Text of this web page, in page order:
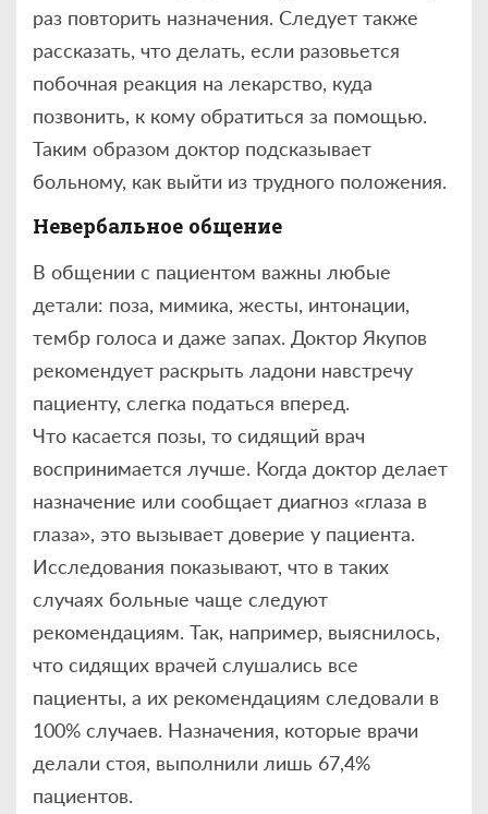
раз повторить назначения. Следует также
рассказать, что делать, если разовьется
побочная реакция на лекарство, куда
позвонить, к кому обратиться за помощью.
Таким образом доктор подсказывает
больному, как выйти из трудного положения.
Невербальное общение
В общении с пациентом важны любые
детали: поза, мимика, жесты, интонации,
тембр голоса и даже запах. Доктор Якупов
рекомендует раскрыть ладони навстречу
пациенту, слегка податься вперед.
Что касается позы, то сидящий врач
воспринимается лучше. Когда доктор делает
назначение или сообщает диагноз «глаза в
глаза», это вызывает доверие у пациента.
Исследования показывают, что в таких
случаях больные чаще следуют
рекомендациям. Так, например, выяснилось,
что сидящих врачей слушались все
пациенты, а их рекомендациям следовали в
100% случаев. Назначения, которые врачи
делали стоя, выполнили лишь 67,4%
пациентов.